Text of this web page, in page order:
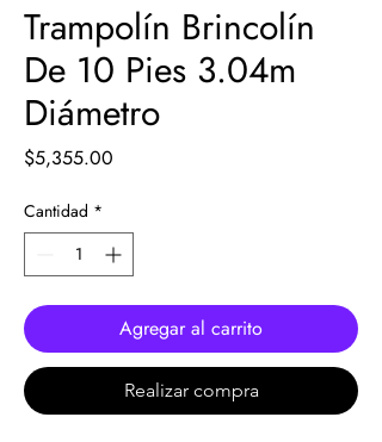
Trampolín Brincolín
De 10 Pies 3.04m
Diámetro
$5,355.00
Cantidad *
Agregar al carrito
Realizar compra